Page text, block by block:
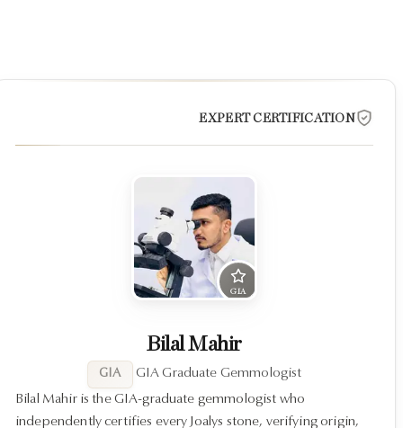
EXPERT CERTIFICATION
GIA
Bilal Mahir
GIA Graduate Gemmologist
GIA
Bilal Mahir is the GIA-graduate gemmologist who
independently certifies every Joalys stone, verifying origin,